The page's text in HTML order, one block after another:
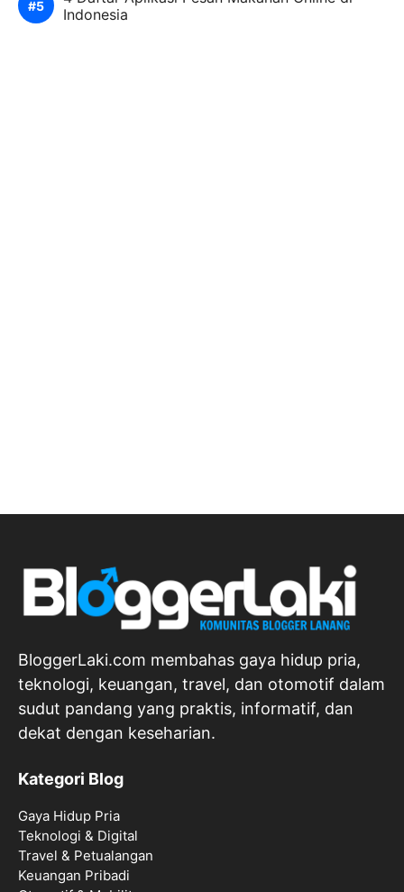
Indonesia
BloggerLaki.com membahas gaya hidup pria,
teknologi, keuangan, travel, dan otomotif dalam
sudut pandang yang praktis, informatif, dan
dekat dengan keseharian.
Kategori Blog
Gaya Hidup Pria
Teknologi & Digital
Travel & Petualangan
Keuangan Pribadi